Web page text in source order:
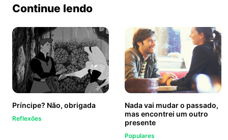
Continue lendo
Príncipe? Não, obrigada
Reflexões
Nada vai mudar o passado,
mas encontrei um outro
presente
Populares